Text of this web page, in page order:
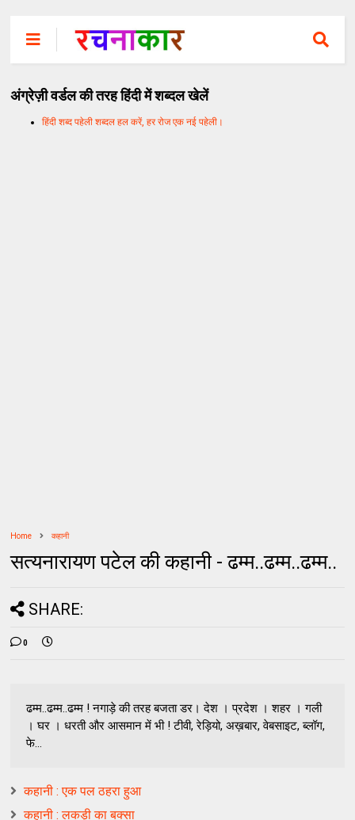
अंग्रेज़ी वर्डल की तरह हिंदी में शब्दल खेलें
हिंदी शब्द पहेली शब्दल हल करें, हर रोज एक नई पहेली।
Home कहानी
सत्यनारायण पटेल की कहानी - ढम्म..ढम्म..ढम्म..
SHARE:
0
ढम्म..ढम्म..ढम्म ! नगाड़े की तरह बजता डर। देश । प्रदेश । शहर । गली
। घर । धरती और आसमान में भी ! टीवी, रेड़ियो, अख़बार, वेबसाइट, ब्लॉग,
फे...
कहानी : एक पल ठहरा हुआ
कहानी : लकड़ी का बक्सा